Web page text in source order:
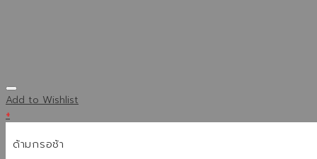
Add to Wishlist
+
ด้ามกรอช้า